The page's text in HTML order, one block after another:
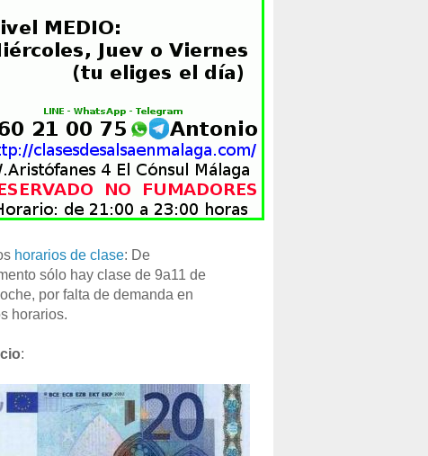
horarios de clase: De
sólo hay clase de 9a11 de
por falta de demanda en
horarios.
: